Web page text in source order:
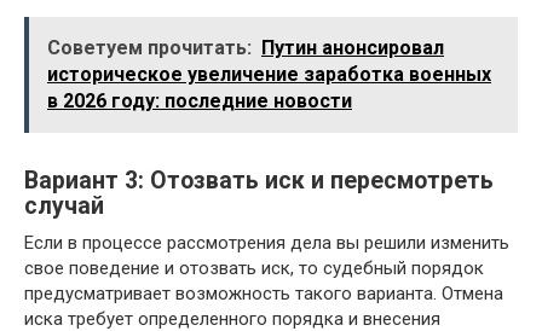
Советуем прочитать: Путин анонсировал
историческое увеличение заработка военных
в 2026 году: последние новости
Вариант 3: Отозвать иск и пересмотреть
случай
Если в процессе рассмотрения дела вы решили изменить
свое поведение и отозвать иск, то судебный порядок
предусматривает возможность такого варианта. Отмена
иска требует определенного порядка и внесения